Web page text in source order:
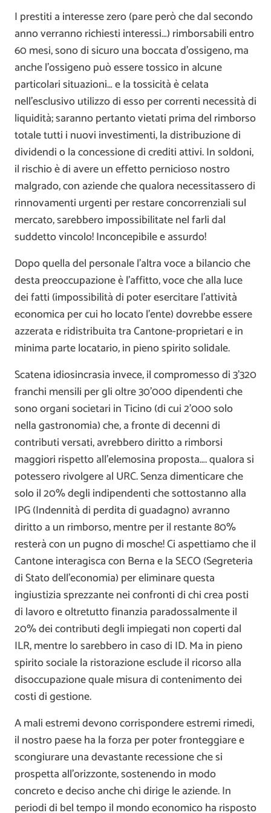
I prestiti a interesse zero (pare però che dal secondo
anno verranno richiesti interessi…) rimborsabili entro
60 mesi, sono di sicuro una boccata d’ossigeno, ma
anche l’ossigeno può essere tossico in alcune
particolari situazioni… e la tossicità è celata
nell’esclusivo utilizzo di esso per correnti necessità di
liquidità; saranno pertanto vietati prima del rimborso
totale tutti i nuovi investimenti, la distribuzione di
dividendi o la concessione di crediti attivi. In soldoni,
il rischio è di avere un effetto pernicioso nostro
malgrado, con aziende che qualora necessitassero di
rinnovamenti urgenti per restare concorrenziali sul
mercato, sarebbero impossibilitate nel farli dal
suddetto vincolo! Inconcepibile e assurdo!
Dopo quella del personale l’altra voce a bilancio che
desta preoccupazione è l’affitto, voce che alla luce
dei fatti (impossibilità di poter esercitare l’attività
economica per cui ho locato l’ente) dovrebbe essere
azzerata e ridistribuita tra Cantone-proprietari e in
minima parte locatario, in pieno spirito solidale.
Scatena idiosincrasia invece, il compromesso di 3’320
franchi mensili per gli oltre 30’000 dipendenti che
sono organi societari in Ticino (di cui 2’000 solo
nella gastronomia) che, a fronte di decenni di
contributi versati, avrebbero diritto a rimborsi
maggiori rispetto all’elemosina proposta…. qualora si
potessero rivolgere al URC. Senza dimenticare che
solo il 20% degli indipendenti che sottostanno alla
IPG (Indennità di perdita di guadagno) avranno
diritto a un rimborso, mentre per il restante 80%
resterà con un pugno di mosche! Ci aspettiamo che il
Cantone interagisca con Berna e la SECO (Segreteria
di Stato dell’economia) per eliminare questa
ingiustizia sprezzante nei confronti di chi crea posti
di lavoro e oltretutto finanzia paradossalmente il
20% dei contributi degli impiegati non coperti dal
ILR, mentre lo sarebbero in caso di ID. Ma in pieno
spirito sociale la ristorazione esclude il ricorso alla
disoccupazione quale misura di contenimento dei
costi di gestione.
A mali estremi devono corrispondere estremi rimedi,
il nostro paese ha la forza per poter fronteggiare e
scongiurare una devastante recessione che si
prospetta all’orizzonte, sostenendo in modo
concreto e deciso anche chi dirige le aziende. In
periodi di bel tempo il mondo economico ha risposto